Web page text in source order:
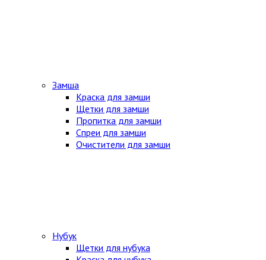
Замша
Краска для замши
Щетки для замши
Пропитка для замши
Спреи для замши
Очистители для замши
Нубук
Щетки для нубука